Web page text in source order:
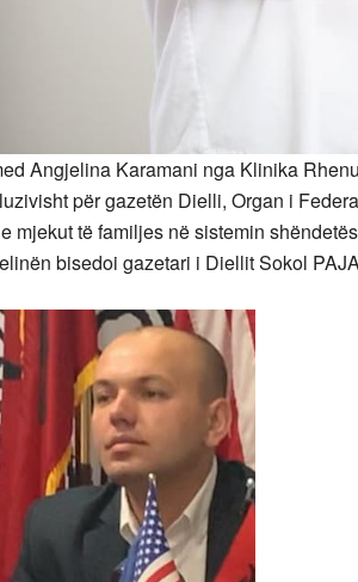
Angjelina Karamani nga Klinika
për gazetën Dielli, Organ i
mjekut të familjes në sistemin
bisedoi gazetari i Diellit Sokol